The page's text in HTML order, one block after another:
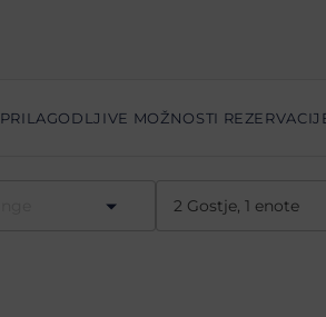
PRILAGODLJIVE MOŽNOSTI